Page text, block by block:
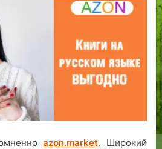
azon.market. Широкий